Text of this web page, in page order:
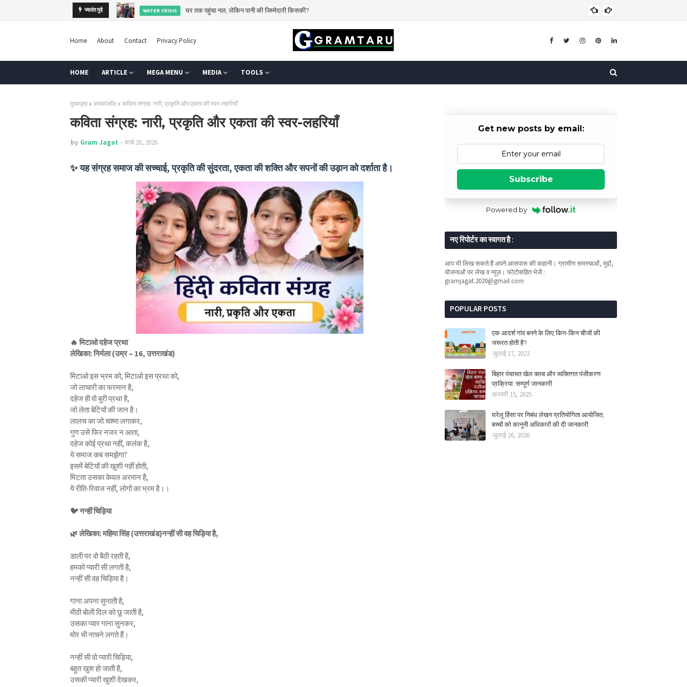
ज्वलंत मुद्दे AGRI कब तक कर्ज के सहारे खेती करेगा किसान?
Home About Contact Privacy Policy
HOME ARTICLE MEGA MENU MEDIA TOOLS
मुख्यपृष्ठ काव्यांजलि कविता संग्रह: नारी, प्रकृति और एकता की स्वर-लहरियाँ
कविता संग्रह: नारी, प्रकृति और एकता की स्वर-लहरियाँ
by Gram Jagat मार्च 20, 2026
✨ यह संग्रह समाज की सच्चाई, प्रकृति की सुंदरता, एकता की शक्ति और सपनों की उड़ान को दर्शाताहै।
🔥 मिटाओ दहेज प्रथा
लेखिका: निर्मला (उम्र – 16, उत्तराखंड)
मिटाओ इस भ्रम को, मिटाओ इस प्रथा को,
जो लाचारी का फरमान है,
दहेज ही वो बुरी प्रथा है,
जो लेता बेटियों की जान है।
लालच का जो चश्मा लगाकर,
गुण उसे फिर नजर न आता,
दहेज कोई प्रथा नहीं, कलंक है,
ये समाज कब समझेगा?
इसमें बेटियों की खुशी नहीं होती,
मिटता उसका केवल अरमान है,
ये रीति-रिवाज नहीं, लोगों का भ्रम है।।
🐦 नन्हीं चिड़िया
🌿 लेखिका: महिमा सिंह (उत्तराखंड)नन्हीं सी वह चिड़िया है,
डाली पर वो बैठी रहती है,
हमको प्यारी सी लगती है,
नन्हीं सी वह चिड़िया है।
गाना अपना सुनाती है,
मीठी बोली दिल को छू जाती है,
उसका प्यार गाना सुनकर,
मोर भी नाचने लगते हैं।
नन्हीं सी वो प्यारी चिड़िया,
बहुत खुश हो जाती है,
उसकी प्यारी खुशी देखकर,
Get new posts by email:
Subscribe
Powered by
नए रिपोर्टर का स्वागत है :
आप भी लिख सकते हैं अपने आसपास की कहानी। ग्रामीण समस्याओं, मुद्दों,
योजनाओं पर लेख व न्यूज़। फोटोसहित भेजें :
gramjagat.2020@gmail.com
POPULAR POSTS
एक आदर्श गांव बनने के लिए किन-किन चीजों की
जरूरत होती है?
जुलाई 17, 2022
बिहार पंचायत खेल क्लब और व्यक्तिगत पंजीकरण
प्रक्रिया: सम्पूर्ण जानकारी
फ़रवरी 15, 2025
घरेलू हिंसा पर निबंध लेखन प्रतियोगिता आयोजित,
बच्चों को कानूनी अधिकारों की दी जानकारी
जुलाई 26, 2026